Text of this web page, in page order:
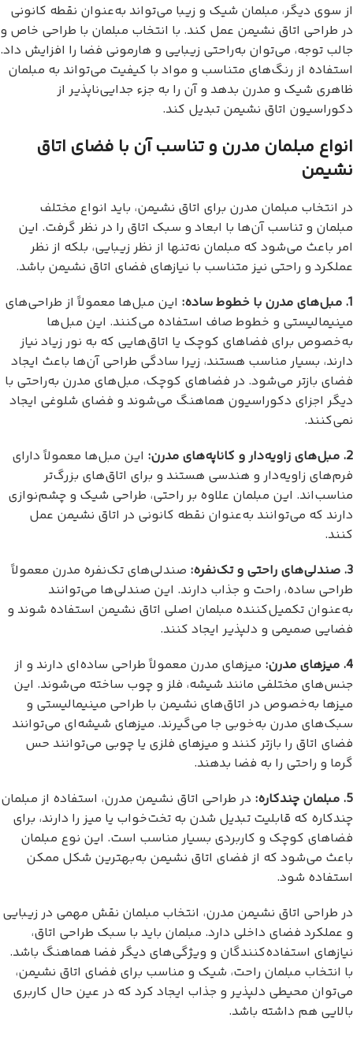
از سوی دیگر، مبلمان شیک و زیبا می‌تواند به‌عنوان نقطه کانونی
در طراحی اتاق نشیمن عمل کند. با انتخاب مبلمان با طراحی خاص و
جالب توجه، می‌توان به‌راحتی زیبایی و هارمونی فضا را افزایش داد.
استفاده از رنگ‌های متناسب و مواد با کیفیت می‌تواند به مبلمان
ظاهری شیک و مدرن بدهد و آن را به جزء جدایی‌ناپذیر از
دکوراسیون اتاق نشیمن تبدیل کند.
انواع مبلمان مدرن و تناسب آن با فضای اتاق
نشیمن
در انتخاب مبلمان مدرن برای اتاق نشیمن، باید انواع مختلف
مبلمان و تناسب آن‌ها با ابعاد و سبک اتاق را در نظر گرفت. این
امر باعث می‌شود که مبلمان نه‌تنها از نظر زیبایی، بلکه از نظر
عملکرد و راحتی نیز متناسب با نیازهای فضای اتاق نشیمن باشد.
1. مبل‌های مدرن با خطوط ساده:
این مبل‌ها معمولاً از طراحی‌های
مینیمالیستی و خطوط صاف استفاده می‌کنند. این مبل‌ها
به‌خصوص برای فضاهای کوچک یا اتاق‌هایی که به نور زیاد نیاز
دارند، بسیار مناسب هستند، زیرا سادگی طراحی آن‌ها باعث ایجاد
فضای بازتر می‌شود. در فضاهای کوچک، مبل‌های مدرن به‌راحتی با
دیگر اجزای دکوراسیون هماهنگ می‌شوند و فضای شلوغی ایجاد
نمی‌کنند.
2. مبل‌های زاویه‌دار و کاناپه‌های مدرن:
این مبل‌ها معمولاً دارای
فرم‌های زاویه‌دار و هندسی هستند و برای اتاق‌های بزرگ‌تر
مناسب‌اند. این مبلمان علاوه بر راحتی، طراحی شیک و چشم‌نوازی
دارند که می‌توانند به‌عنوان نقطه کانونی در اتاق نشیمن عمل
کنند.
3. صندلی‌های راحتی و تک‌نفره:
صندلی‌های تک‌نفره مدرن معمولاً
طراحی ساده، راحت و جذاب دارند. این صندلی‌ها می‌توانند
به‌عنوان تکمیل‌کننده مبلمان اصلی اتاق نشیمن استفاده شوند و
فضایی صمیمی و دلپذیر ایجاد کنند.
4. میزهای مدرن:
میزهای مدرن معمولاً طراحی ساده‌ای دارند و از
جنس‌های مختلفی مانند شیشه، فلز و چوب ساخته می‌شوند. این
میزها به‌خصوص در اتاق‌های نشیمن با طراحی مینیمالیستی و
سبک‌های مدرن به‌خوبی جا می‌گیرند. میزهای شیشه‌ای می‌توانند
فضای اتاق را بازتر کنند و میزهای فلزی یا چوبی می‌توانند حس
گرما و راحتی را به فضا بدهند.
5. مبلمان چندکاره:
در طراحی اتاق نشیمن مدرن، استفاده از مبلمان
چندکاره که قابلیت تبدیل شدن به تخت‌خواب یا میز را دارند، برای
فضاهای کوچک و کاربردی بسیار مناسب است. این نوع مبلمان
باعث می‌شود که از فضای اتاق نشیمن به‌بهترین شکل ممکن
استفاده شود.
در طراحی اتاق نشیمن مدرن، انتخاب مبلمان نقش مهمی در زیبایی
و عملکرد فضای داخلی دارد. مبلمان باید با سبک طراحی اتاق،
نیازهای استفاده‌کنندگان و ویژگی‌های دیگر فضا هماهنگ باشد.
با انتخاب مبلمان راحت، شیک و مناسب برای فضای اتاق نشیمن،
می‌توان محیطی دلپذیر و جذاب ایجاد کرد که در عین حال کاربری
بالایی هم داشته باشد.